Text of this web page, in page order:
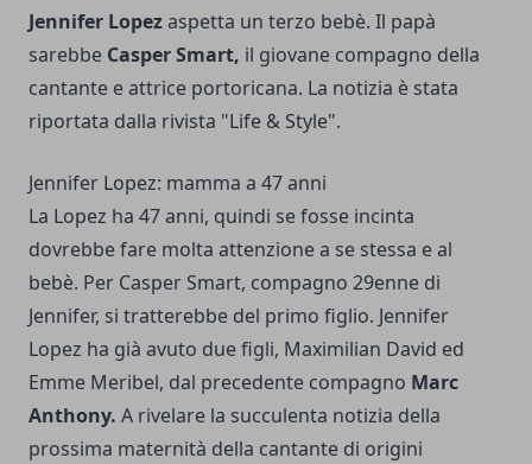
Jennifer Lopezaspetta un terzo bebè. Il papà
sarebbe Casper Smart, il giovane compagno della
cantante e attrice portoricana. La notizia è stata
riportata dalla rivista "Life & Style".
Jennifer Lopez: mamma a 47 anni
La Lopez ha 47 anni, quindi se fosse incinta
dovrebbe fare molta attenzione a se stessa e al
bebè. Per Casper Smart, compagno 29enne di
Jennifer, si tratterebbe del primo figlio. Jennifer
Lopez ha già avuto due figli, Maximilian David ed
Emme Meribel, dal precedente compagno Marc
Anthony. A rivelare la succulenta notizia della
prossima maternità della cantante di origini